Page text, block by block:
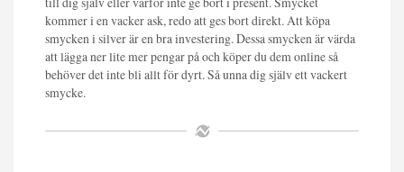
kommer i en vacker ask, redo att ges bort direkt. Att köpa
smycken i silver är en bra investering. Dessa smycken är värda
att lägga ner lite mer pengar på och köper du dem online så
behöver det inte bli allt för dyrt. Så unna dig själv ett vackert
smycke.